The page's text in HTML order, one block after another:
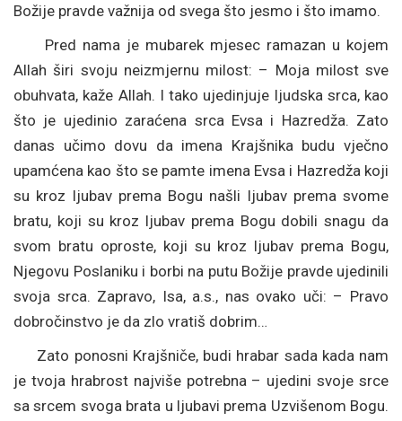
Božije pravde važnija od svega što jesmo i što imamo.
Pred nama je mubarek mjesec ramazan u kojem
Allah širi svoju neizmjernu milost: – Moja milost sve
obuhvata, kaže Allah. I tako ujedinjuje ljudska srca, kao
što je ujedinio zaraćena srca Evsa i Hazredža. Zato
danas učimo dovu da imena Krajšnika budu vječno
upamćena kao što se pamte imena Evsa i Hazredža koji
su kroz ljubav prema Bogu našli ljubav prema svome
bratu, koji su kroz ljubav prema Bogu dobili snagu da
svom bratu oproste, koji su kroz ljubav prema Bogu,
Njegovu Poslaniku i borbi na putu Božije pravde ujedinili
svoja srca. Zapravo, Isa, a.s., nas ovako uči: – Pravo
dobročinstvo je da zlo vratiš dobrim…
Zato ponosni Krajšniče, budi hrabar sada kada nam
je tvoja hrabrost najviše potrebna – ujedini svoje srce
sa srcem svoga brata u ljubavi prema Uzvišenom Bogu.